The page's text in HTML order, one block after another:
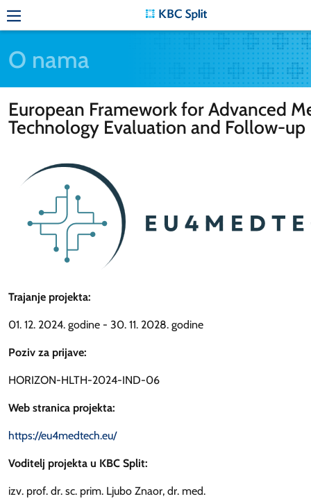
O nama
European Framework for Advanced
Technology Evaluation and Follow-up
Trajanje projekta:
01. 12. 2024. godine - 30. 11. 2028. godine
Poziv za prijave:
HORIZON-HLTH-2024-IND-06
Web stranica projekta:
https://eu4medtech.eu/
Voditelj projekta u KBC Split:
izv. prof. dr. sc. prim. Ljubo Znaor, dr. med.